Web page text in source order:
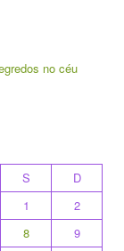
no céu
S
D
1
2
8
9